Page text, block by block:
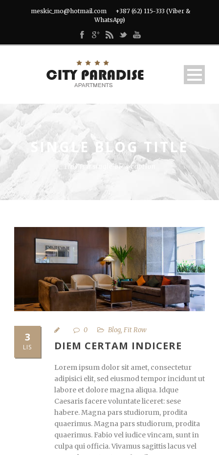
meskic_mo@hotmail.com
+387 (62) 115-333 (Viber &
WhatsApp)
SINGLE BLOG TITLE
This is a single blog caption
3
LIS
0 Blog, Fit Row
DIEM CERTAM INDICERE
Lorem ipsum dolor sit amet, consectetur
adipisici elit, sed eiusmod tempor incidunt ut
labore et dolore magna aliqua. Idque
Caesaris facere voluntate liceret: sese
habere. Magna pars studiorum, prodita
quaerimus. Magna pars studiorum, prodita
quaerimus. Fabio vel iudice vincam, sunt in
culpa qui officia. Vivamus sagittis lacus vel